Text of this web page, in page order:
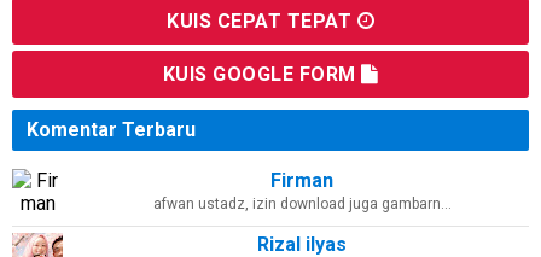
KUIS CEPAT TEPAT
KUIS GOOGLE FORM
Komentar Terbaru
Firman
afwan ustadz, izin download juga gambarn…
Rizal ilyas